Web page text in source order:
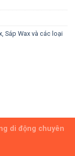
Sáp Wax và các loại
di động chuyên